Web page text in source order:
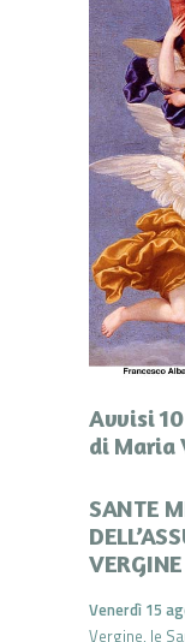
Avvisi
di Maria
SANTE
VERGINE
Venerdì 15
Vergine, le